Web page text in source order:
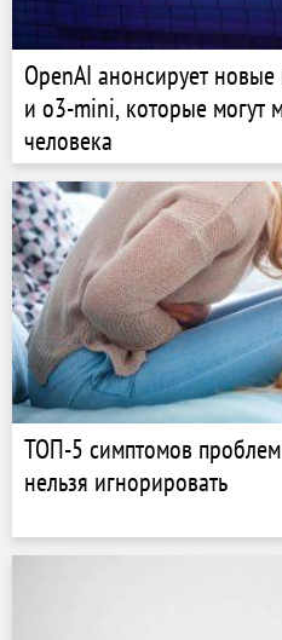
OpenAI анонсирует
и o3-mini, которые могут
человека
ТОП-5 симптомов
нельзя игнорировать